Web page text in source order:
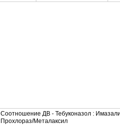
Соотношение ДВ - Тебуконазол :
Прохлораз/Металаксил